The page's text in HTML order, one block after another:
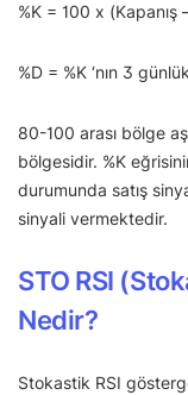
%K = 100 x
%D = %K ‘nın 3
80-100 arası bölge
bölgesidir. %K
durumunda satış
sinyali vermektedir.
STO RSI
Nedir?
Stokastik RSI